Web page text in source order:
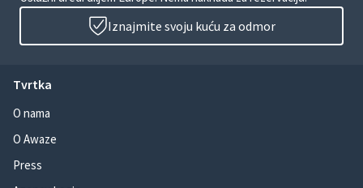
Iznajmite svoju kuću za odmor
Tvrtka
O nama
O Awaze
Press